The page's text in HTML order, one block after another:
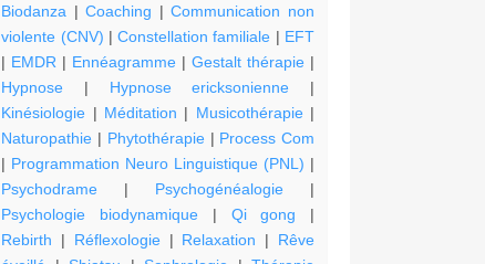
Biodanza |Coaching |Communication non
violente (CNV) |Constellation familiale | EFT
| EMDR | Ennéagramme |Gestalt thérapie |
Hypnose | Hypnose ericksonienne |
Kinésiologie | Méditation | Musicothérapie|
Naturopathie | Phytothérapie| Process Com
| Programmation Neuro Linguistique (PNL) |
Psychodrame | Psychogénéalogie |
Psychologie biodynamique | Qi gong |
Rebirth | Réflexologie| Relaxation | Rêve